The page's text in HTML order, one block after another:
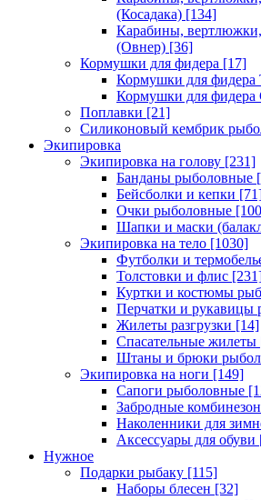
(Косадака) [134]
Карабины,
(Овнер) [36]
Кормушки для фидера [17]
Кормушки для фидера
Кормушки для фидера
Поплавки [21]
Силиконовый кембрик
Экипировка
Экипировка на голову [231]
Банданы рыболовные
Бейсболки и кепки
Очки рыболовные
Шапки и маски
Экипировка на тело [1030]
Футболки и
Толстовки и флис
Куртки и костюмы
Перчатки и рукавицы
Жилеты разгрузки [14]
Спасательные жилеты
Штаны и брюки
Экипировка на ноги [149]
Сапоги рыболовные
Забродные
Наколенники для
Аксессуары для обуви
Нужное
Подарки рыбаку [115]
Наборы блесен [32]